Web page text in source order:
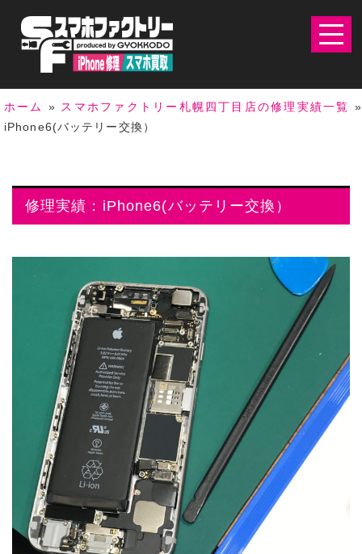
ホーム » スマホファクトリー札幌四丁目店の修理実績一覧 »
iPhone6(バッテリー交換）
修理実績：iPhone6(バッテリー交換）